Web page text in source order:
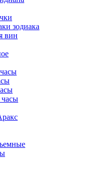
зодиака
вин